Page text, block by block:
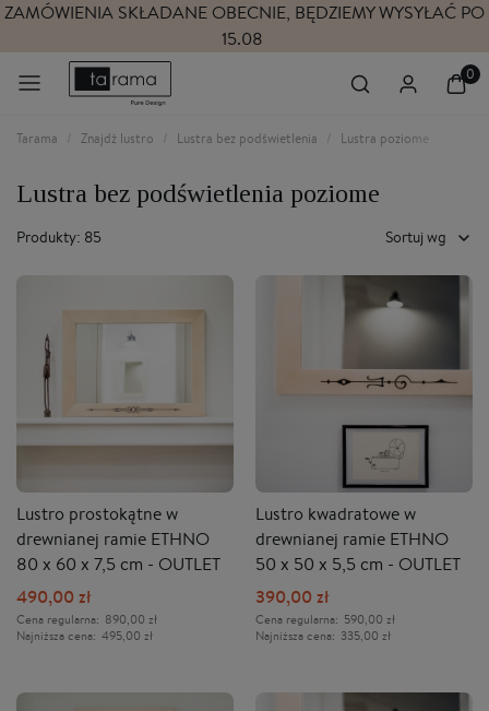
ZAMÓWIENIA SKŁADANE OBECNIE, BĘDZIEMY WYSYŁAĆ PO
15.08
Tarama Znajdź lustro Lustra bez podświetlenia Lustra poziome
Lustra bez podświetlenia poziome
Produkty: 85 Sortuj wg
Lustro prostokątne w
drewnianej ramie ETHNO
80 x 60 x 7,5 cm - OUTLET
490,00 zł
Cena regularna: 890,00 zł
Najniższa cena: 495,00 zł
Lustro kwadratowe w
drewnianej ramie ETHNO
50 x 50 x 5,5 cm - OUTLET
390,00 zł
Cena regularna: 590,00 zł
Najniższa cena: 335,00 zł